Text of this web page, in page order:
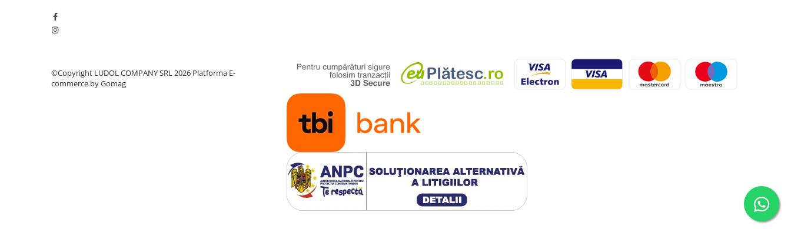
©Copyright LUDOL COMPANY SRL 2026 Platforma E-
commerce by Gomag